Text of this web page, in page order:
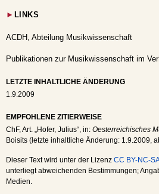
► LINKS
ACDH, Abteilung Musikwissenschaft
Publikationen zur Musikwissenschaft im
LETZTE INHALTLICHE ÄNDERUNG
1.9.2009
EMPFOHLENE ZITIERWEISE
ChF, Art. „Hofer, Julius“, in: Oesterreichisches
Boisits (letzte inhaltliche Änderung: 1.9.2009 ,
Dieser Text wird unter der Lizenz CC BY-NC-
unterliegt abweichenden Bestimmungen;
Medien.